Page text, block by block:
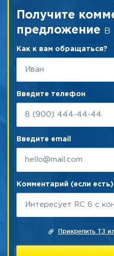
Получите
предложение в
Как к вам обращаться?
Введите телефон
Введите email
Комментарий (если есть)
Прикрепить ТЗ